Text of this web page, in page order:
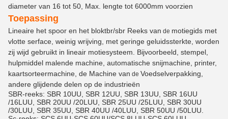
diameter van 16 tot 50, Max. lengte tot 6000mm voorzien
Toepassing
Lineaire het spoor en het bloktbr/sbr Reeks van de motiegids met
vlotte serface, weinig wrijving, met geringe geluidssterkte, worden
zij wijd gebruikt in lineair motiesysteem. Bijvoorbeeld, stempel,
hulpmiddel malende machine, automatische snijmachine, printer,
kaartsorteermachine, de Machine van de Voedselverpakking,
andere glijdende delen op de industrieën
SBR-reeks: SBR 10UU, SBR 12UU, SBR 13UU, SBR 16UU
/16LUU, SBR 20UU /20LUU, SBR 25UU /25LUU, SBR 30UU
/30LUU, SBR 35UU, SBR 40UU /40LUU, SBR 50UU /50LUU.